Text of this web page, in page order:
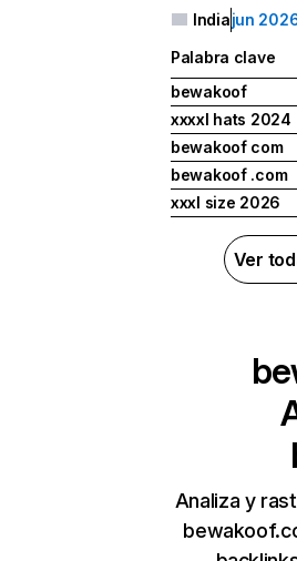
Indiajun
Palabra clave
bewakoof
xxxxl hats 2024
bewakoof com
bewakoof .com
xxxl size 2026
Ver
Analiza y